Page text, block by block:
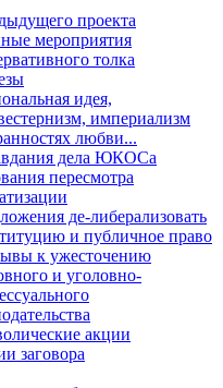
проекта
мероприятия
толка
идея,
империализм
любви...
дела ЮКОСа
пересмотра
де-либерализовать
и публичное право
к ужесточению
и уголовно-
акции
заговора